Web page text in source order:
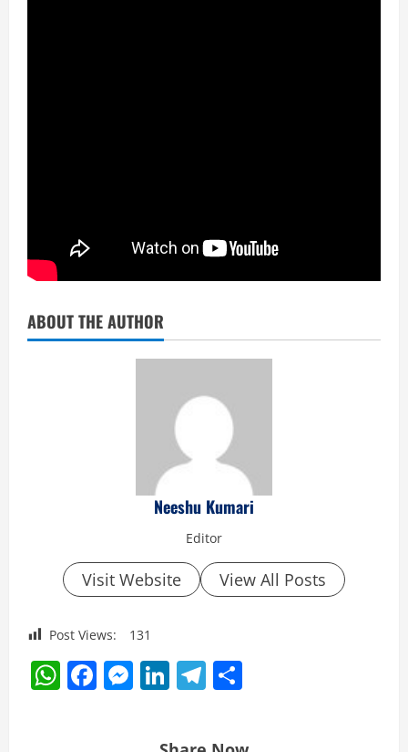
ABOUT THE AUTHOR
Neeshu Kumari
Editor
Visit Website View All Posts
Post Views: 131
WhatsApp
Facebook
Messenger
LinkedIn
Telegram